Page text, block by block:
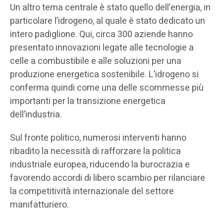
Un altro tema centrale è stato quello dell’energia, in
particolare l’idrogeno, al quale è stato dedicato un
intero padiglione. Qui, circa 300 aziende hanno
presentato innovazioni legate alle tecnologie a
celle a combustibile e alle soluzioni per una
produzione energetica sostenibile. L’idrogeno si
conferma quindi come una delle scommesse più
importanti per la transizione energetica
dell’industria.
Sul fronte politico, numerosi interventi hanno
ribadito la necessità di rafforzare la politica
industriale europea, riducendo la burocrazia e
favorendo accordi di libero scambio per rilanciare
la competitività internazionale del settore
manifatturiero.